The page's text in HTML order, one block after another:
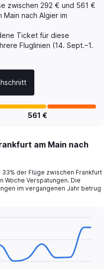
zwischen 292 € und 561 €
nach Algier im
Ticket für diese
Fluglinien (14. Sept.–1.
561 €
am Main nach
der Flüge zwischen Frankfurt
Woche Verspätungen. Die
im vergangenen Jahr betrug